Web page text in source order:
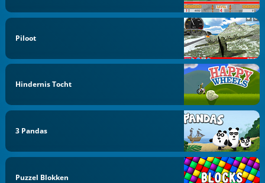
Piloot
Hindernis Tocht
3 Pandas
Puzzel Blokken